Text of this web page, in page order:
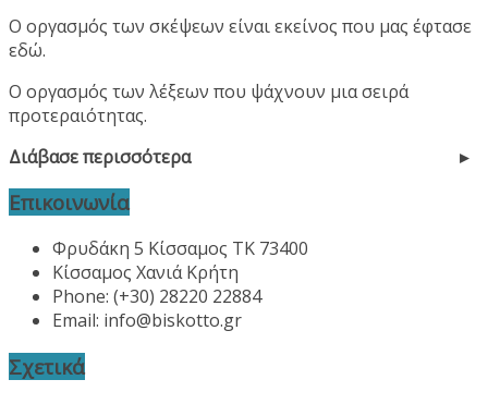
Ο οργασμός των σκέψεων είναι εκείνος που μας έφτασε
εδώ.
Ο οργασμός των λέξεων που ψάχνουν μια σειρά
προτεραιότητας.
Διάβασε περισσότερα
Επικοινωνία
Φρυδάκη 5 Κίσσαμος ΤΚ 73400
Κίσσαμος Χανιά Κρήτη
Phone: (+30) 28220 22884
Email: info@biskotto.gr
Σχετικά